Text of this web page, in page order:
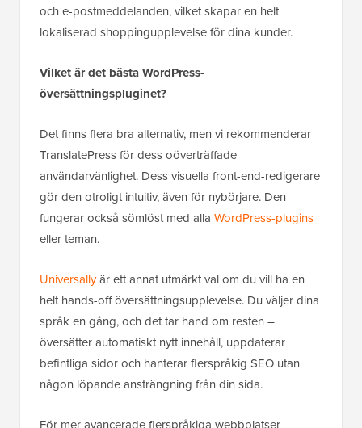
och e-postmeddelanden, vilket skapar en helt
lokaliserad shoppingupplevelse för dina kunder.
Vilket är det bästa WordPress-
översättningspluginet?
Det finns flera bra alternativ, men vi rekommenderar
TranslatePress för dess oöverträffade
användarvänlighet. Dess visuella front-end-redigerare
gör den otroligt intuitiv, även för nybörjare. Den
fungerar också sömlöst med alla WordPress-plugins
eller teman.
Universallyär ett annat utmärkt val om du vill ha en
helt hands-off översättningsupplevelse. Du väljer dina
språk en gång, och det tar hand om resten –
översätter automatiskt nytt innehåll, uppdaterar
befintliga sidor och hanterar flerspråkig SEO utan
någon löpande ansträngning från din sida.
För mer avancerade flerspråkiga webbplatser